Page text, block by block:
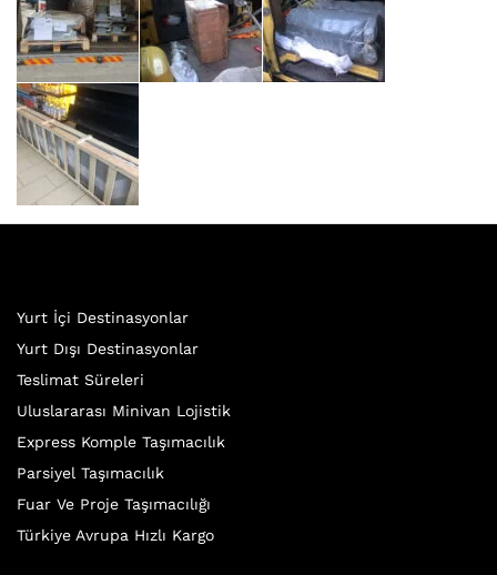
Yurt İçi Destinasyonlar
Yurt Dışı Destinasyonlar
Teslimat Süreleri
Uluslararası Minivan Lojistik
Express Komple Taşımacılık
Parsiyel Taşımacılık
Fuar Ve Proje Taşımacılığı
Türkiye Avrupa Hızlı Kargo